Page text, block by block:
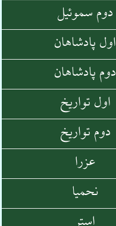
دوم سموئیل
اول پادشاهان
دوم پادشاهان
اول تواریخ
دوم تواریخ
عزرا
نحمیا